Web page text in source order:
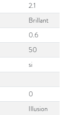
2.1
Brillant
0.6
50
si
0
Illusion